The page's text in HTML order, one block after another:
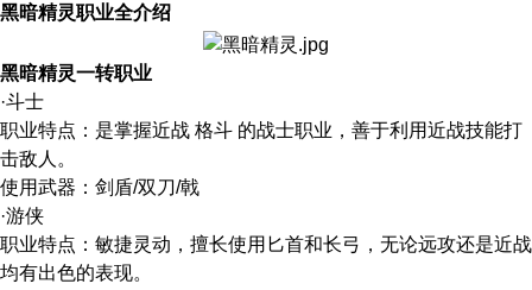
黑暗精灵职业全介绍
黑暗精灵一转职业
·斗士
职业特点：是掌握近战 格斗 的战士职业，善于利用近战技能打
击敌人。
使用武器：剑盾/双刀/戟
·游侠
职业特点：敏捷灵动，擅长使用匕首和长弓，无论远攻还是近战
均有出色的表现。